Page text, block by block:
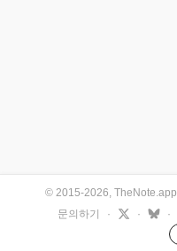
© 2015-2026, TheNote.app
문의하기
· · ·